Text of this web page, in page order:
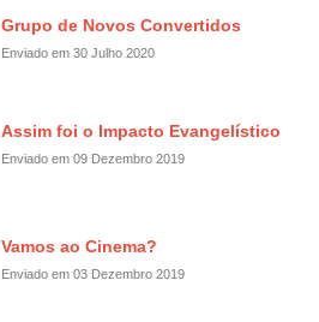
Grupo de Novos Convertidos
Enviado em 30 Julho 2020
Assim foi o Impacto Evangelístico
Enviado em 09 Dezembro 2019
Vamos ao Cinema?
Enviado em 03 Dezembro 2019